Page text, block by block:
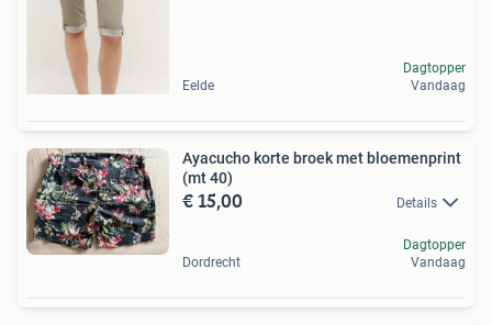
Eelde
Dagtopper
Vandaag
Ayacucho korte broek met bloemenprint
(mt 40)
€ 15,00 Details
Dordrecht
Dagtopper
Vandaag